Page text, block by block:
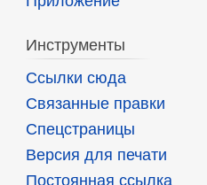
Инструменты
Ссылки сюда
Связанные правки
Спецстраницы
Версия для печати
Постоянная ссылка